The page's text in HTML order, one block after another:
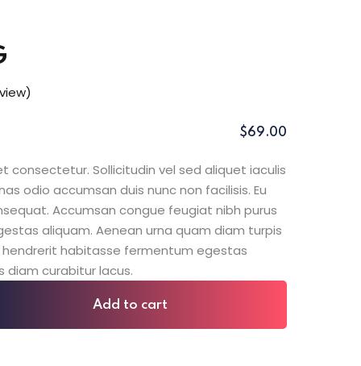
$69.00
consectetur. Sollicitudin vel sed aliquet iaculis
odio accumsan duis nunc non facilisis. Eu
Accumsan congue feugiat nibh purus
aliquam. Aenean urna quam diam turpis
hendrerit habitasse fermentum egestas
diam curabitur lacus.
Add to cart